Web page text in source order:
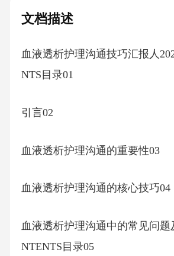
文档描述
血液透析护理沟通技巧汇报人
NTS目录01
引言02
血液透析护理沟通的重要性03
血液透析护理沟通的核心技巧04
血液透析护理沟通中的常见问题
NTENTS目录05